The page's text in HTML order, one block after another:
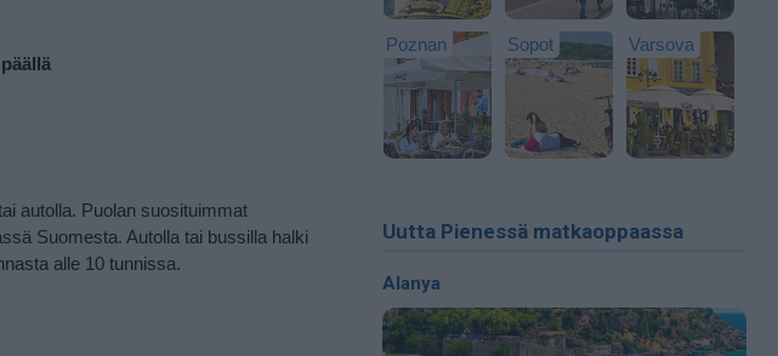
Poznan Sopot Varsova
Uutta Pienessä matkaoppaassa
Alanya
autolla. Puolan suosituimmat
Suomesta. Autolla tai bussilla halki
alle 10 tunnissa.